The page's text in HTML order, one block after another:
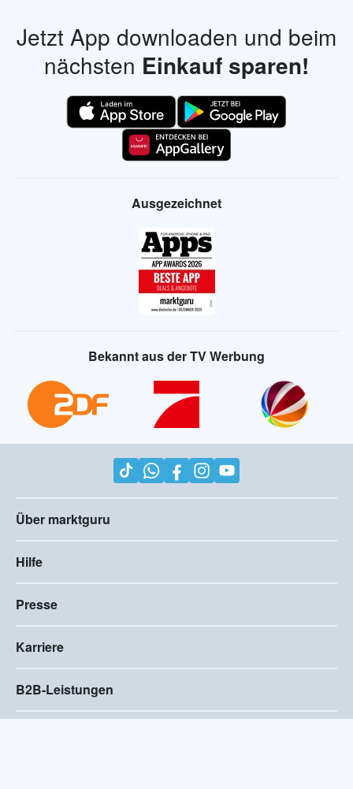
Jetzt App downloaden und beim
nächsten Einkauf sparen!
Ausgezeichnet
Bekannt aus der TV Werbung
Über marktguru
Hilfe
Presse
Karriere
B2B-Leistungen